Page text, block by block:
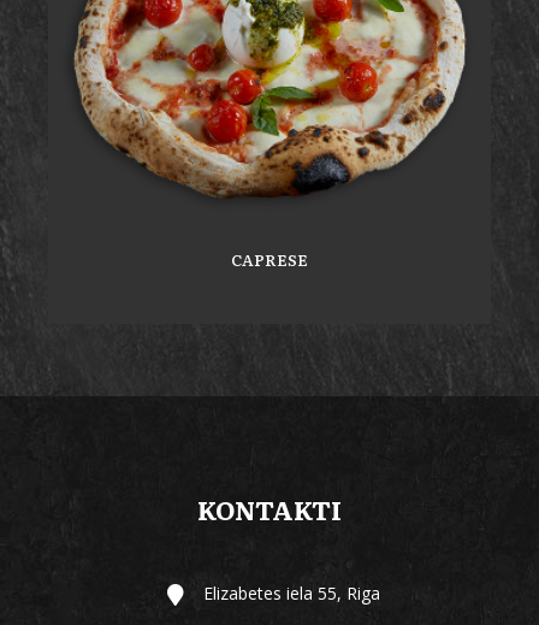
CAPRESE
KONTAKTI
Elizabetes iela 55, Riga